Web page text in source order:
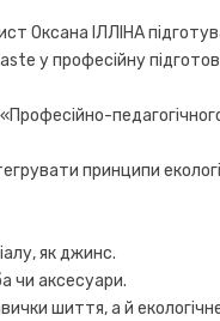
Оксана ІЛЛІНА
у професійну
принципи
як джинс.
чи аксесуари.
шиття, а й